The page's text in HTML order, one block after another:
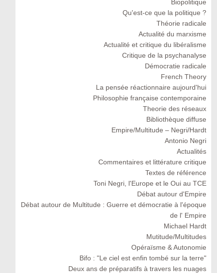
Biopolitique
Qu'est-ce que la politique ?
Théorie radicale
Actualité du marxisme
Actualité et critique du libéralisme
Critique de la psychanalyse
Démocratie radicale
French Theory
La pensée réactionnaire aujourd'hui
Philosophie française contemporaine
Theorie des réseaux
Bibliothèque diffuse
Empire/Multitude – Negri/Hardt
Antonio Negri
Actualités
Commentaires et littérature critique
Textes de référence
Toni Negri, l'Europe et le Oui au TCE
Débat autour d'Empire
Débat autour de Multitude : Guerre et démocratie à l'époque
de l' Empire
Michael Hardt
Mutitude/Multitudes
Opéraïsme & Autonomie
Bifo : "Le ciel est enfin tombé sur la terre"
Deux ans de préparatifs à travers les nuages